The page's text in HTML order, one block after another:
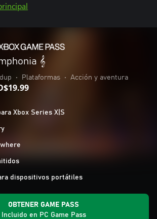
𝄞
• Plataformas • Acción y aventura
Xbox Series X|S
dispositivos portátiles
OBTENER GAME PASS
Incluido en PC Game Pass